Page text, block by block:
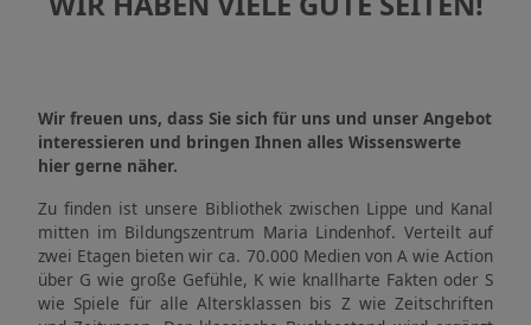
Wir freuen uns, dass Sie sich für uns und unser Angebot
interessieren und bringen Ihnen alles Wissenswerte
hier gerne näher.
Zu finden ist unsere Bibliothek zwischen Lippe und Kanal
mitten im Bildungszentrum Maria Lindenhof. Verteilt auf
zwei Etagen bieten wir ca. 70.000 Medien von A wie Action
über G wie große Gefühle, K wie knallharte Fakten oder S
wie Spiele für alle Altersklassen bis Z wie Zeitschriften